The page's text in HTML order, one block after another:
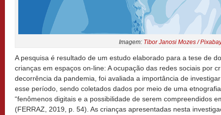
Imagem: Tibor Janosi Mozes / Pixabay
A pesquisa é resultado de um estudo elaborado para a tese de
crianças em espaços on-line: A ocupação das redes sociais por
decorrência da pandemia, foi avaliada a importância de
esse período, sendo coletados dados por meio de uma
“fenômenos digitais e a possibilidade de serem compreendidos
(FERRAZ, 2019, p. 54). As crianças apresentadas nesta